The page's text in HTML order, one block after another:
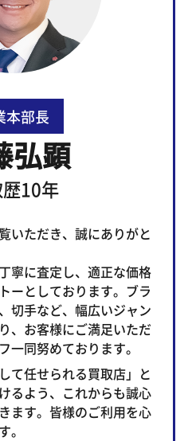
本部長
弘顕
10年
いただき、誠にありがと
寧に査定し、適正な価格
ーとしております。ブラ
切手など、幅広いジャン
、お客様にご満足いただ
一同努めております。
て任せられる買取店」と
るよう、これからも誠心
ます。皆様のご利用を心
。